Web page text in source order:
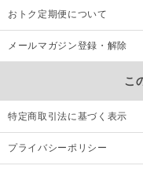
おトク定期便について
メールマガジン登録・解除
こ
特定商取引法に基づく表示
プライバシーポリシー